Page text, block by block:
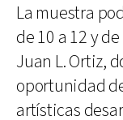
La muestra
de 10 a 12 y
Juan L. Ortiz,
oportunidad
artísticas